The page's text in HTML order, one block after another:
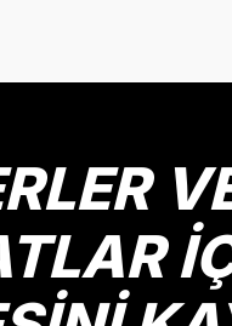
bozuk veya
sitelerden daha pahalı.